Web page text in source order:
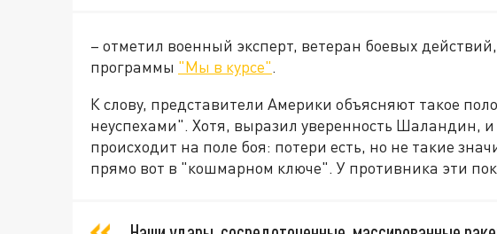
– отметил военный эксперт, ветеран боевых
программы "Мы в курсе".
К слову, представители Америки объясняют такое
неуспехами". Хотя, выразил уверенность Шаландин, и
происходит на поле боя: потери есть, но не такие
прямо вот в "кошмарном ключе". У противника эти